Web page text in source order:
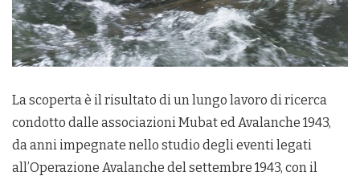
La scoperta è il risultato di un lungo lavoro di ricerca
condotto dalle associazioni Mubat ed Avalanche 1943,
da anni impegnate nello studio degli eventi legati
all’Operazione Avalanche del settembre 1943, con il